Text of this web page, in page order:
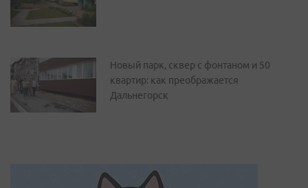
Новый парк, сквер с фонтаном и 50
квартир: как преображается
Дальнегорск